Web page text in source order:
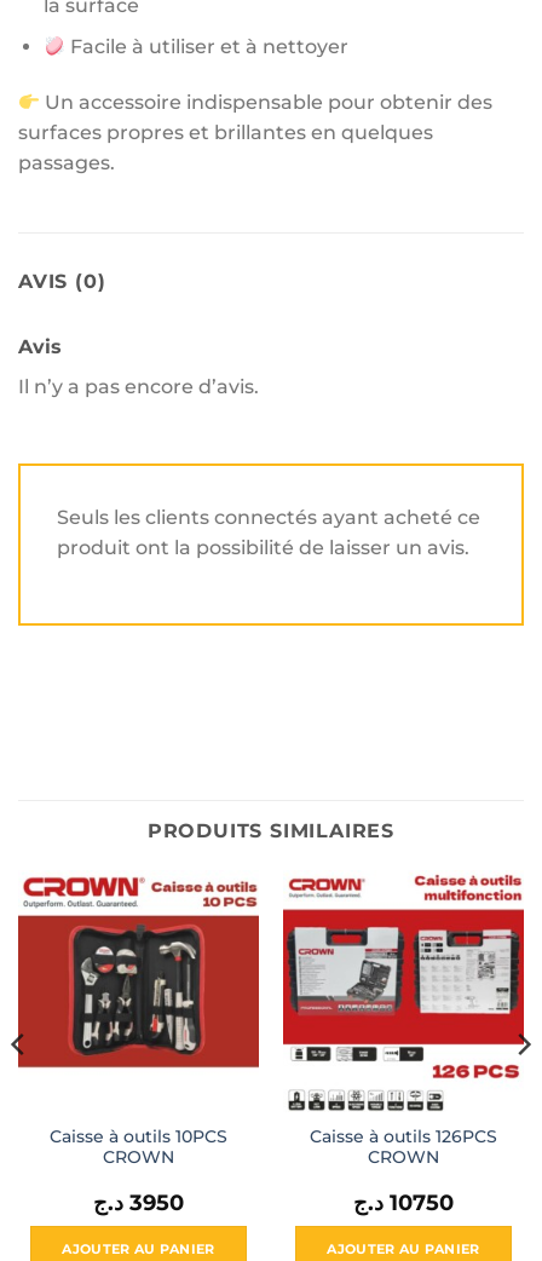
la surface
Facile à utiliser et à nettoyer
Un accessoire indispensable pour obtenir des
surfaces propres et brillantes en quelques
passages.
AVIS (0)
Avis
Il n’y a pas encore d’avis.
Seuls les clients connectés ayant acheté ce
produit ont la possibilité de laisser un avis.
PRODUITS SIMILAIRES
Caisse à outils 10PCS
CROWN
3950 د.ج
AJOUTER AU PANIER
Caisse à outils 126PCS
CROWN
10750 د.ج
AJOUTER AU PANIER